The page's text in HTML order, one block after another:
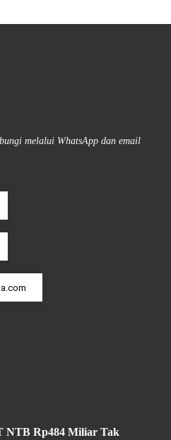
melalui WhatsApp dan email
NTB Rp484 Miliar Tak